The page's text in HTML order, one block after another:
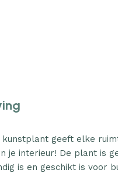
kunstplant geeft elke
je interieur! De plant is
is en geschikt is voor